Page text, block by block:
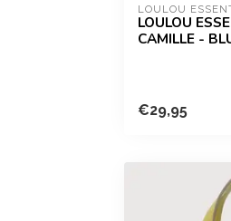
LOULOU
LOULOU
CAMILLE -
€29,95